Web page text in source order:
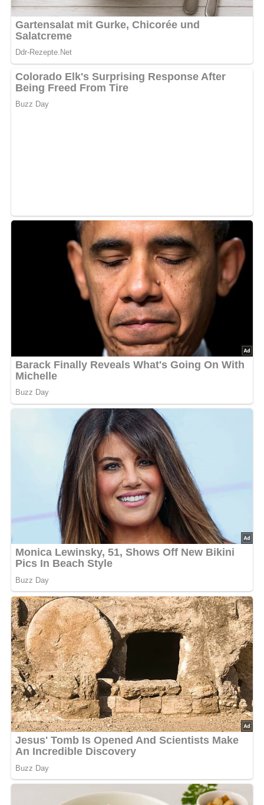
Diese Zutaten brauchen wir…
4 Scheiben Toastbrot
20 g Butter
4 Scheiben gekochter Schinken (in Größe der
Brotscheiben)
4 Orangen
80 g Reibekäse
1 rote Paprikafrucht zum Garnieren
Lob, Kritik, Fragen oder Anregungen zum Rezept?
Dann hinterlasse doch bitte einen Kommentar am
Ende dieser Seite & auch eine Bewertung!
Und so wird es gemacht…
Das leicht vorgetoastete Brot mit Butter bestreichen
und mit Schinken belegen.
Die Orangen schälen, die weiße Haut entfernen, die
Orangen in 4 bis 5 Scheiben schneiden und entkernen.
Auf den Schinken legen, mit Reibekäse bestreuen und
im vorgeheizten Ofen überbacken.
Mit Paprikastreifen garnieren und sofort servieren.
Abonniere jetzt unseren Newsletter!